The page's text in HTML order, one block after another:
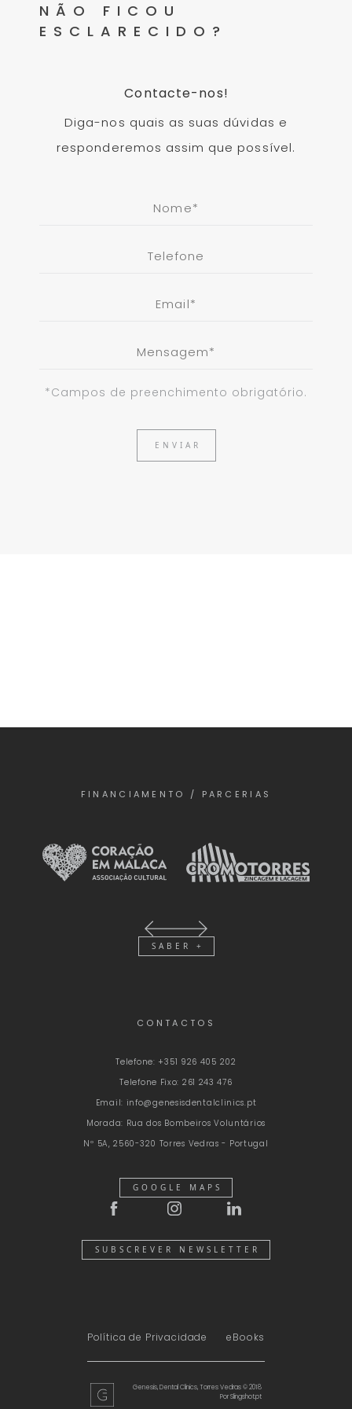
NÃO FICOU
ESCLARECIDO?
Contacte-nos!
Diga-nos quais as suas dúvidas e
responderemos assim que possível.
*Campos de preenchimento obrigatório.
ENVIAR
FINANCIAMENTO / PARCERIAS
SABER +
CONTACTOS
Telefone: +351 926 405 202
Telefone Fixo: 261 243 476
Email: info@genesisdentalclinics.pt
Morada: Rua dos Bombeiros Voluntários
Nº 5A, 2560-320 Torres Vedras - Portugal
GOOGLE MAPS
SUBSCREVER NEWSLETTER
Política de Privacidade eBooks
Genesis, Dental Clinics, Torres Vedras © 2018
PorSlingshot.pt